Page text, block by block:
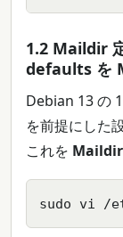
1.2 Maildir
defaults を
Debian 13 の
を前提にした
これを
sudo vi /